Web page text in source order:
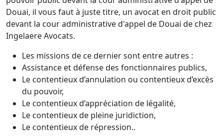
Douai, il vous faut à juste titre, un avocat en droit public
devant la cour administrative d'appel de Douai de chez
Ingelaere Avocats.
Les missions de ce dernier sont entre autres :
Assistance et défense des fonctionnaires publics,
Le contentieux d’annulation ou contentieux d’excès
du pouvoir,
Le contentieux d’appréciation de légalité,
Le contentieux de pleine juridiction,
Le contentieux de répression..